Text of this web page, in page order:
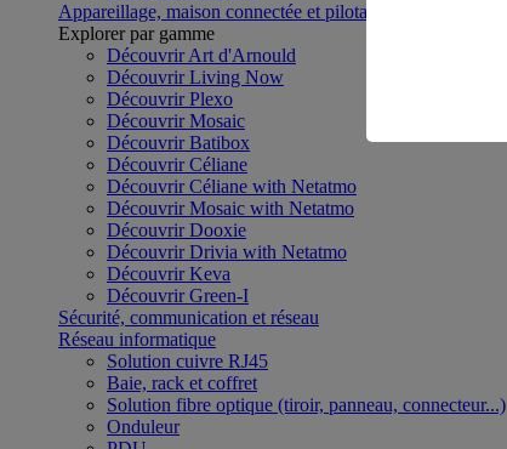
Appareillage, maison connectée et pilotage du bâtiment
Explorer par gamme
Découvrir Art d'Arnould
Découvrir Living Now
Découvrir Plexo
Découvrir Mosaic
Découvrir Batibox
Découvrir Céliane
Découvrir Céliane with Netatmo
Découvrir Mosaic with Netatmo
Découvrir Dooxie
Découvrir Drivia with Netatmo
Découvrir Keva
Découvrir Green-I
Sécurité, communication et réseau
Réseau informatique
Solution cuivre RJ45
Baie, rack et coffret
Solution fibre optique (tiroir, panneau, connecteur...)
Onduleur